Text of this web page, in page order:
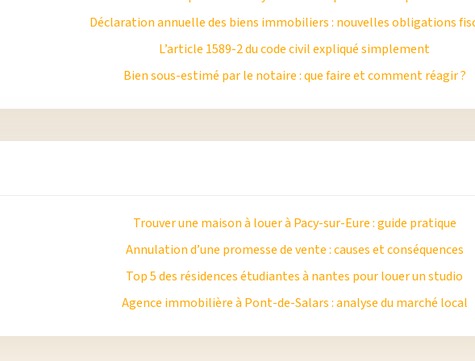
Déclaration annuelle des biens immobiliers : nouvelles obligations
L’article 1589-2 du code civil expliqué simplement
Bien sous-estimé par le notaire : que faire et comment réagir ?
Trouver une maison à louer à Pacy-sur-Eure : guide pratique
Annulation d’une promesse de vente : causes et conséquences
Top 5 des résidences étudiantes à nantes pour louer un studio
Agence immobilière à Pont-de-Salars : analyse du marché local